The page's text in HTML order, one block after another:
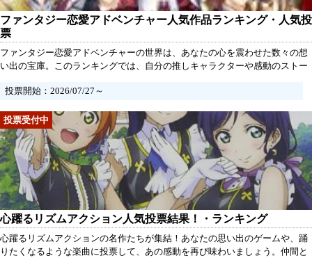
ファンタジー恋愛アドベンチャー人気作品ランキング・人気投
票
ファンタジー恋愛アドベンチャーの世界は、あなたの心を震わせた数々の想
い出の宝庫。このランキングでは、自分の推しキャラクターや感動のストー
や運命の出会いが詰まったこのジャンルで、あなたの一票が新たな名作を生
投票開始：2026/07/27～
心躍るリズムアクション人気投票結果！・ランキング
心躍るリズムアクションの名作たちが集結！あなたの思い出のゲームや、踊
りたくなるような楽曲に投票して、あの感動を再び味わいましょう。仲間と